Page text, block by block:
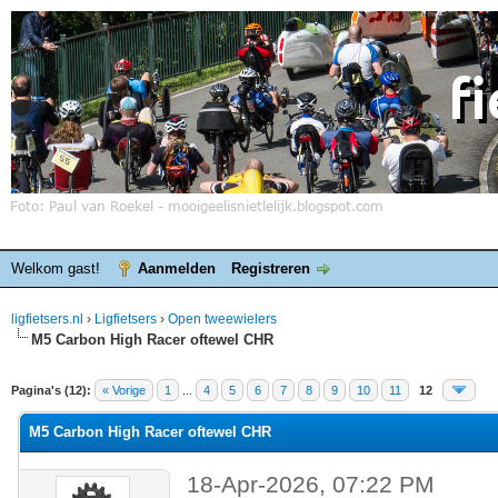
Welkom gast! Aanmelden Registreren
ligfietsers.nl › Ligfietsers › Open tweewielers
M5 Carbon High Racer oftewel CHR
Pagina's (12): « Vorige 1 4 5 6 7 8 9 10 11 12
waardering is 0
M5 Carbon High Racer oftewel CHR
18-Apr-2026, 07:22 PM